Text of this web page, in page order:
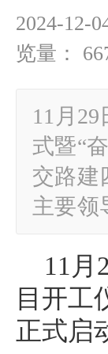
2024-
览量：
11月
式暨“
交路建
主要
11月
目开工
正式启